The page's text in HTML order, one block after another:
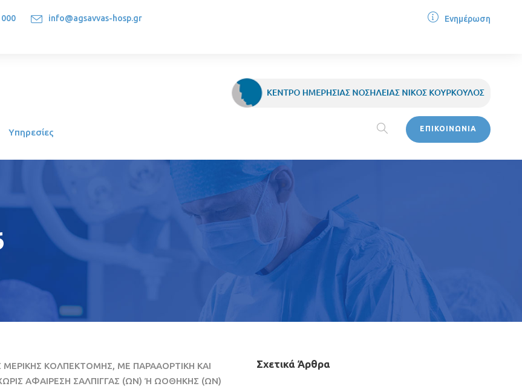
000 info@agsavvas-hosp.gr Ενημέρωση
Υπηρεσίες ΕΠΙΚΟΙΝΩΝΙΑ
ΚΟΛΠΕΚΤΟΜΗΣ, ΜΕ ΠΑΡΑΑΟΡΤΙΚΗ ΚΑΙ
ΑΦΑΙΡΕΣΗ ΣΑΛΠΙΓΓΑΣ (ΩΝ) Ή ΩΟΘΗΚΗΣ (ΩΝ)
Σχετικά Άρθρα